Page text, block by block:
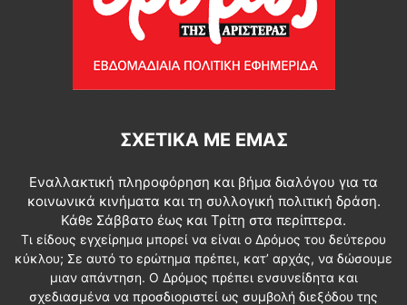
ΣΧΕΤΙΚΆ ΜΕ ΕΜΆΣ
Εναλλακτική πληροφόρηση και βήμα διαλόγου για τα
κοινωνικά κινήματα και τη συλλογική πολιτική δράση.
Κάθε Σάββατο έως και Τρίτη στα περίπτερα.
Τι είδους εγχείρημα μπορεί να είναι ο Δρόμος του δεύτερου
κύκλου; Σε αυτό το ερώτημα πρέπει, κατ’ αρχάς, να δώσουμε
μιαν απάντηση. Ο Δρόμος πρέπει ενσυνείδητα και
σχεδιασμένα να προσδιοριστεί ως συμβολή διεξόδου της